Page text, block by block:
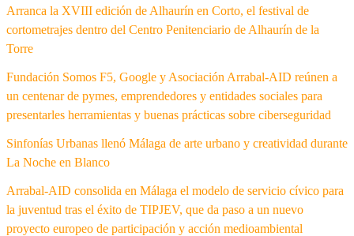
Arranca la XVIII edición de Alhaurín en Corto, el festival de
cortometrajes dentro del Centro Penitenciario de Alhaurín de la
Torre
Fundación Somos F5, Google y Asociación Arrabal-AID reúnen a
un centenar de pymes, emprendedores y entidades sociales para
presentarles herramientas y buenas prácticas sobre ciberseguridad
Sinfonías Urbanas llenó Málaga de arte urbano y creatividad durante
La Noche en Blanco
Arrabal-AID consolida en Málaga el modelo de servicio cívico para
la juventud tras el éxito de TIPJEV, que da paso a un nuevo
proyecto europeo de participación y acción medioambiental